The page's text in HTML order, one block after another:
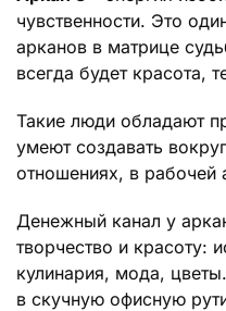
чувственности. Это
арканов в матрице
всегда будет красота,
Такие люди обладают
умеют создавать
отношениях, в рабочей
Денежный канал у
творчество и красоту:
кулинария, мода,
в скучную офисную